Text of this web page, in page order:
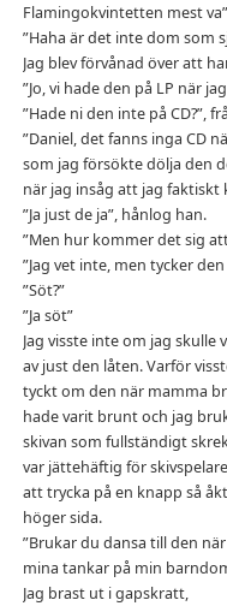
Flamingokvintetten mest
”Haha är det inte dom som
Jag blev förvånad över att
”Jo, vi hade den på LP när
”Hade ni den inte på CD?”,
”Daniel, det fanns inga CD
som jag försökte dölja den
när jag insåg att jag faktiskt
”Ja just de ja”, hånlog han.
”Men hur kommer det sig
”Jag vet inte, men tycker
”Söt?”
”Ja söt”
Jag visste inte om jag
av just den låten. Varför
tyckt om den när mamma
hade varit brunt och jag
skivan som fullständigt
var jättehäftig för
att trycka på en knapp så
höger sida.
”Brukar du dansa till den
mina tankar på min
Jag brast ut i gapskratt,